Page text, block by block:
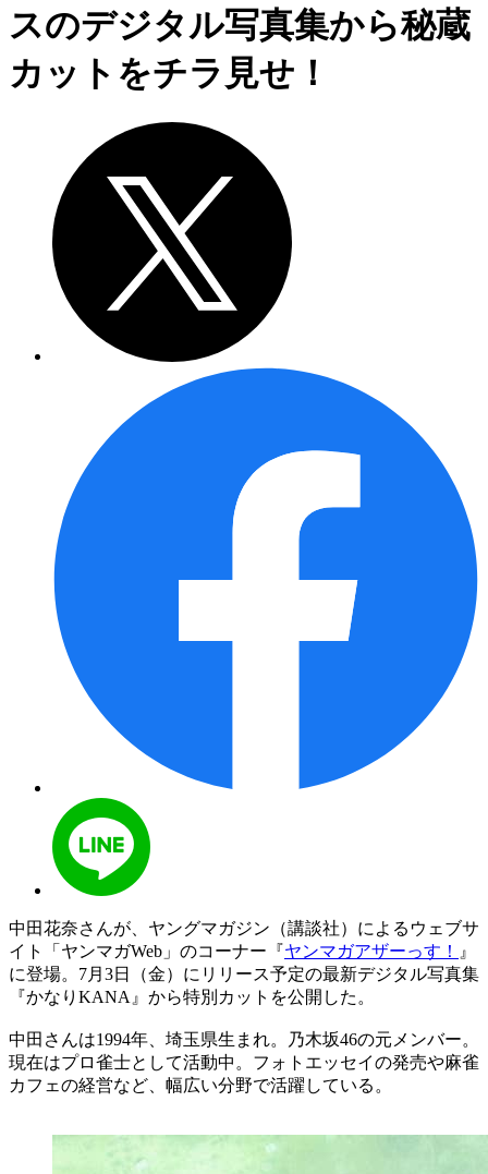
スのデジタル写真集から秘蔵
カットをチラ見せ！
中田花奈さんが、ヤングマガジン（講談社）によるウェブサ
イト「ヤンマガWeb」のコーナー『ヤンマガアザーっす！
』
に登場。7月3日（金）にリリース予定の最新デジタル写真集
『かなりKANA』から特別カットを公開した。
中田さんは1994年、埼玉県生まれ。乃木坂46の元メンバー。
現在はプロ雀士として活動中。フォトエッセイの発売や麻雀
カフェの経営など、幅広い分野で活躍している。